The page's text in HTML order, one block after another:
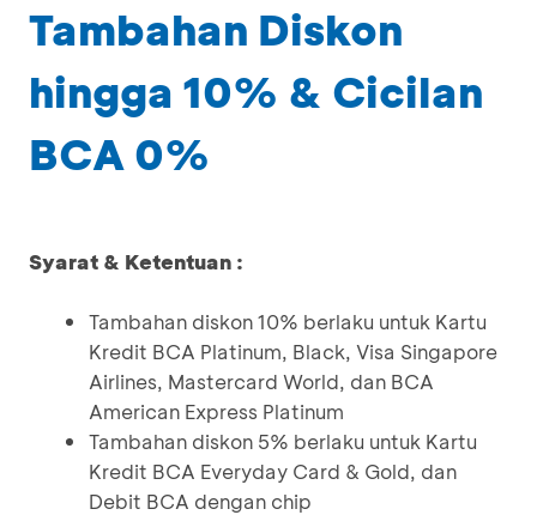
Tambahan Diskon
hingga 10% & Cicilan
BCA 0%
Syarat & Ketentuan :
Tambahan diskon 10% berlaku untuk Kartu
Kredit BCA Platinum, Black, Visa Singapore
Airlines, Mastercard World, dan BCA
American Express Platinum
Tambahan diskon 5% berlaku untuk Kartu
Kredit BCA Everyday Card & Gold, dan
Debit BCA dengan chip